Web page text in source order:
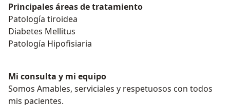
Principales áreas de tratamiento
Patología tiroidea
Diabetes Mellitus
Patología Hipofisiaria
Mi consulta y mi equipo
Somos Amables, serviciales y respetuosos con todos
mis pacientes.